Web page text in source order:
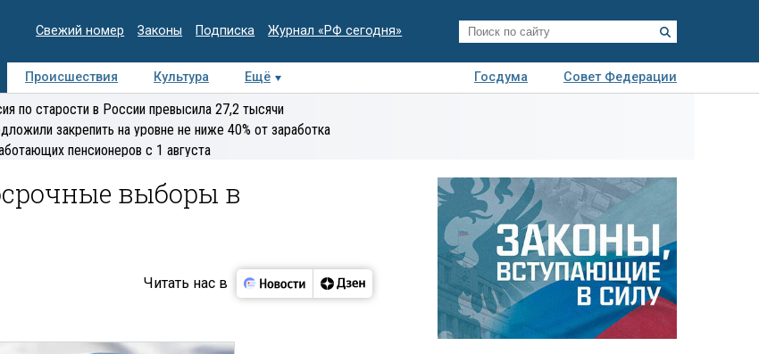
Свежий номер Законы Подписка Журнал «РФ сегодня»
Происшествия Культура Ещё Госдума
Совет Федерации
Интервью Колумнисты
по старости в России превысила 27,2 тысячи
закрепить на уровне не ниже 40% от заработка
пенсионеров с 1 августа
выборы в
Читать нас в